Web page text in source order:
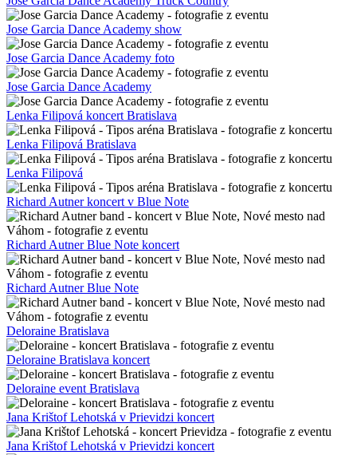
Zuzana Smatanová Červený kameň
Heľenine oči – Truck Country – fotografie z koncertu
Heľenine oči – fotografie z koncertu
Heľenine oči – Truck Country
Heľenine oči
Jose Garcia Dance Academy fotografie z eventu
Jose Garcia Dance Academy Truck country show
Jose Garcia Dance Academy Truck Country